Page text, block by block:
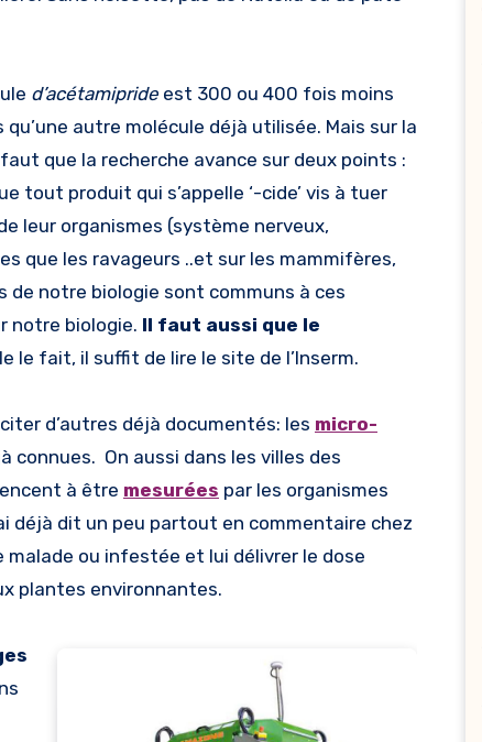
d’acétamipride est 300 ou 400 fois moins
autre molécule déjà utilisée. Mais sur la
que la recherche avance sur deux points :
tout produit qui s’appelle ‘-cide’ vis à tuer
leur organismes (système nerveux,
que les ravageurs ..et sur les mammifères,
notre biologie sont communs à ces
notre biologie. Il faut aussi que le
le fait, il suffit de lire le site de l’Inserm.
d’autres déjà documentés: les micro-
connues. On aussi dans les villes des
à être mesurées par les organismes
déjà dit un peu partout en commentaire chez
ou infestée et lui délivrer le dose
plantes environnantes.